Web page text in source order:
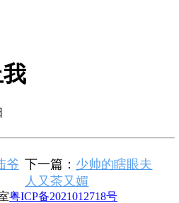
爷 下一篇： 少帅的瞎眼夫
人又茶又媚
粤ICP备2021012718号